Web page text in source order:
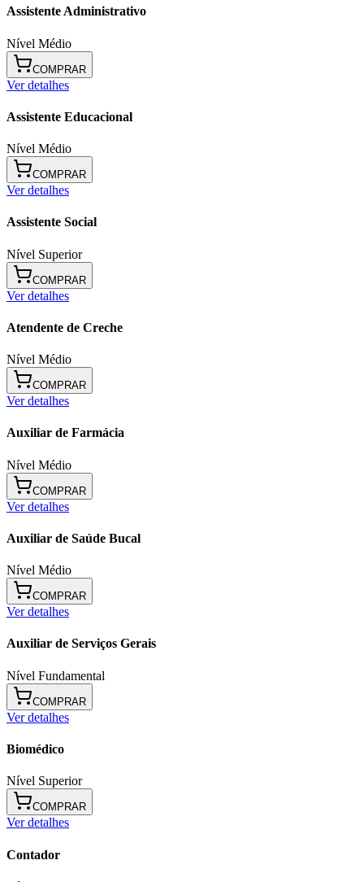
Assistente Administrativo
Nível Médio
COMPRAR
Ver detalhes
Assistente Educacional
Nível Médio
COMPRAR
Ver detalhes
Assistente Social
Nível Superior
COMPRAR
Ver detalhes
Atendente de Creche
Nível Médio
COMPRAR
Ver detalhes
Auxiliar de Farmácia
Nível Médio
COMPRAR
Ver detalhes
Auxiliar de Saúde Bucal
Nível Médio
COMPRAR
Ver detalhes
Auxiliar de Serviços Gerais
Nível Fundamental
COMPRAR
Ver detalhes
Biomédico
Nível Superior
COMPRAR
Ver detalhes
Contador